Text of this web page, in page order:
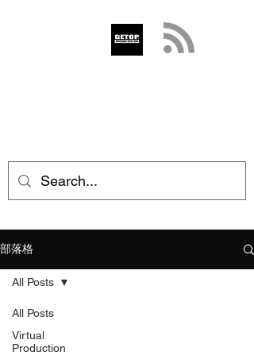
部落格
All Posts
Virtual
Production
All Posts